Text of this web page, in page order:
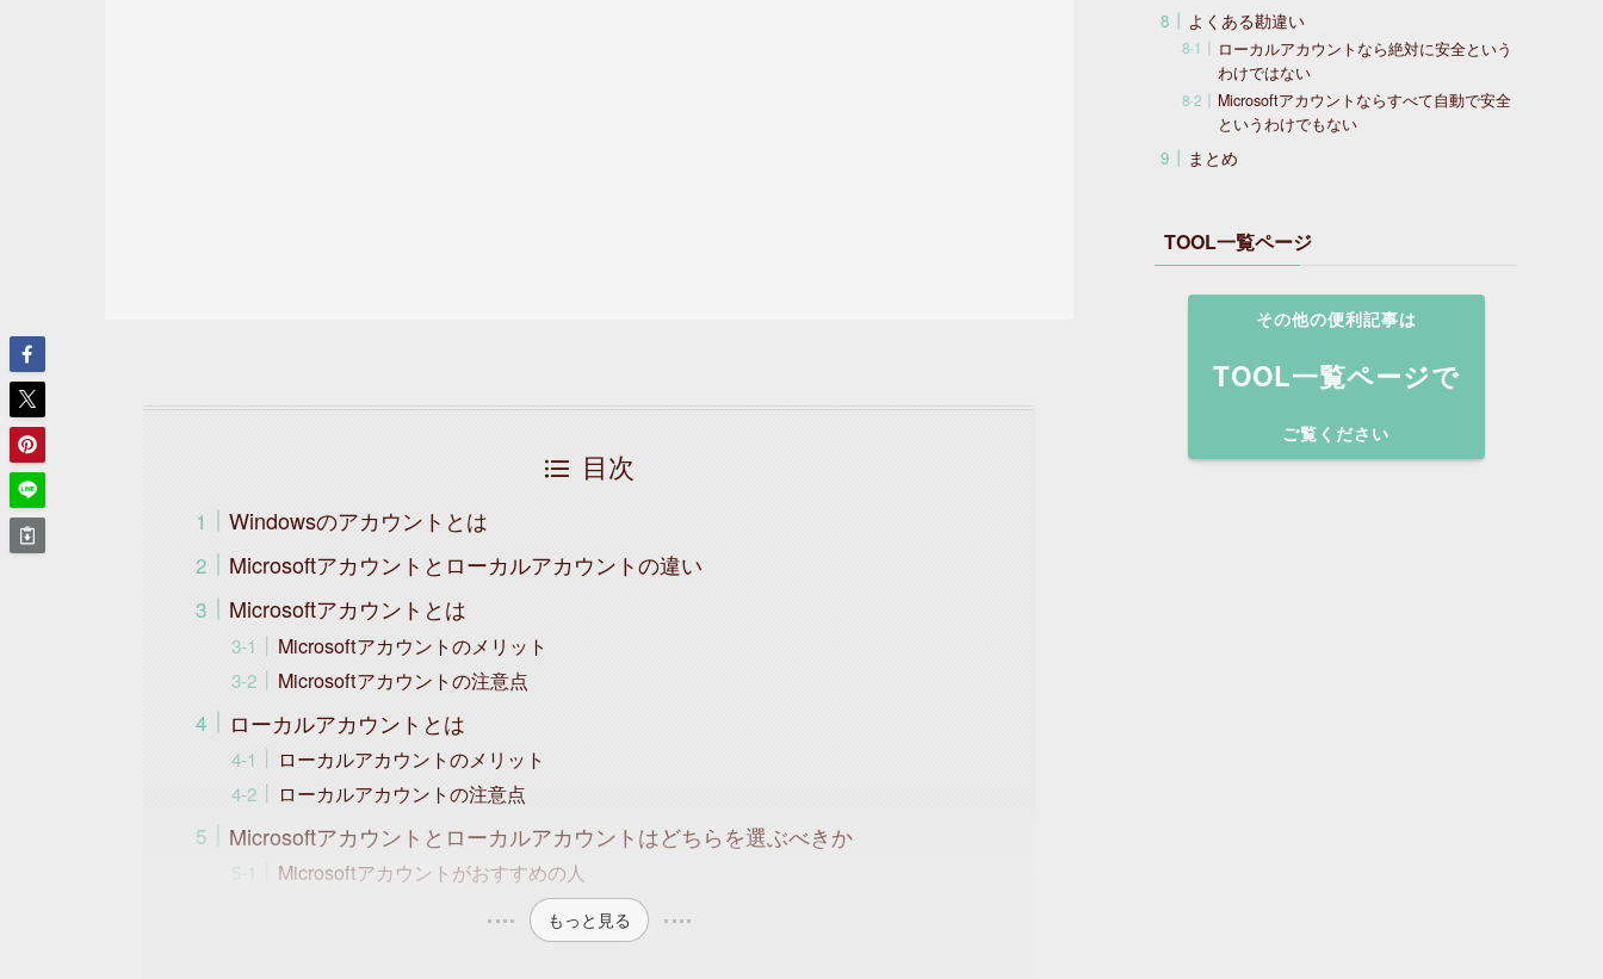
目次
Windowsのアカウントとは
Microsoftアカウントとローカルアカウントの違い
Microsoftアカウントとは
Microsoftアカウントのメリット
Microsoftアカウントの注意点
ローカルアカウントとは
ローカルアカウントのメリット
ローカルアカウントの注意点
Microsoftアカウントとローカルアカウントはどちらを選ぶべきか
Microsoftアカウントがおすすめの人
もっと見る
よくある勘違い
ローカルアカウントなら絶対に安全という
わけではない
Microsoftアカウントならすべて自動で安全
というわけでもない
まとめ
TOOL一覧ページ
その他の便利記事は
TOOL一覧ページで
ご覧ください